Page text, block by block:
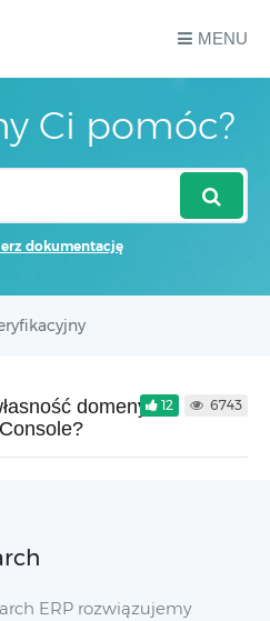
MENU
Ci pomóc?
dokumentację
domeny
12 6743
ERP rozwiązujemy